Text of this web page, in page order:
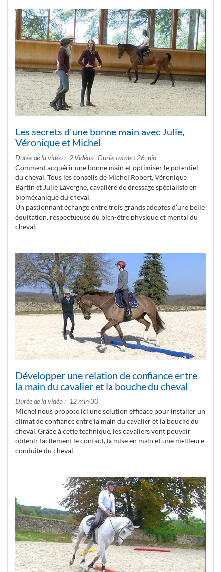
Les secrets d'une bonne main avec Julie,
Véronique et Michel
Durée de la vidéo
2 Vidéos - Durée totale : 26 min
Comment acquérir une bonne main et optimiser le potentiel
du cheval. Tous les conseils de Michel Robert, Véronique
Bartin et Julie Lavergne, cavalière de dressage spécialiste en
biomécanique du cheval.
Un passionnant échange entre trois grands adeptes d’une belle
équitation, respectueuse du bien-être physique et mental du
cheval.
Développer une relation de confiance entre
la main du cavalier et la bouche du cheval
Durée de la vidéo
12 min 30
Michel nous propose ici une solution efficace pour installer un
climat de confiance entre la main du cavalier et la bouche du
cheval. Grâce à cette technique, les cavaliers vont pouvoir
obtenir facilement le contact, la mise en main et une meilleure
conduite du cheval.